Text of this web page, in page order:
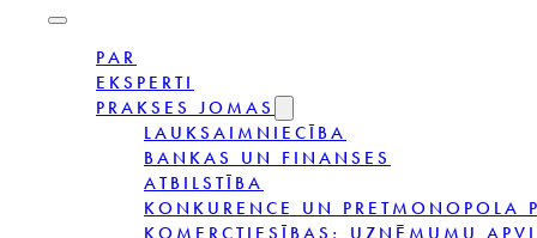
PAR
EKSPERTI
PRAKSES JOMAS
LAUKSAIMNIECĪBA
BANKAS UN FINANSES
ATBILSTĪBA
KONKURENCE UN PRETMONOPOLA
KOMERCTIESĪBAS; UZŅĒMUMU